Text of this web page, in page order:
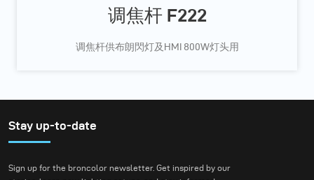
调焦杆 F222
调焦杆供布朗閃灯及HMI 800W灯头用
Stay up-to-date
Sign up for the broncolor newsletter. Get inspired by our